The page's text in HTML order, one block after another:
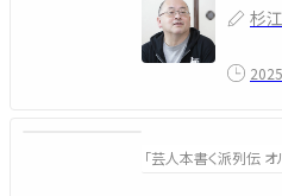
杉
「芸人本書く派列伝 オ